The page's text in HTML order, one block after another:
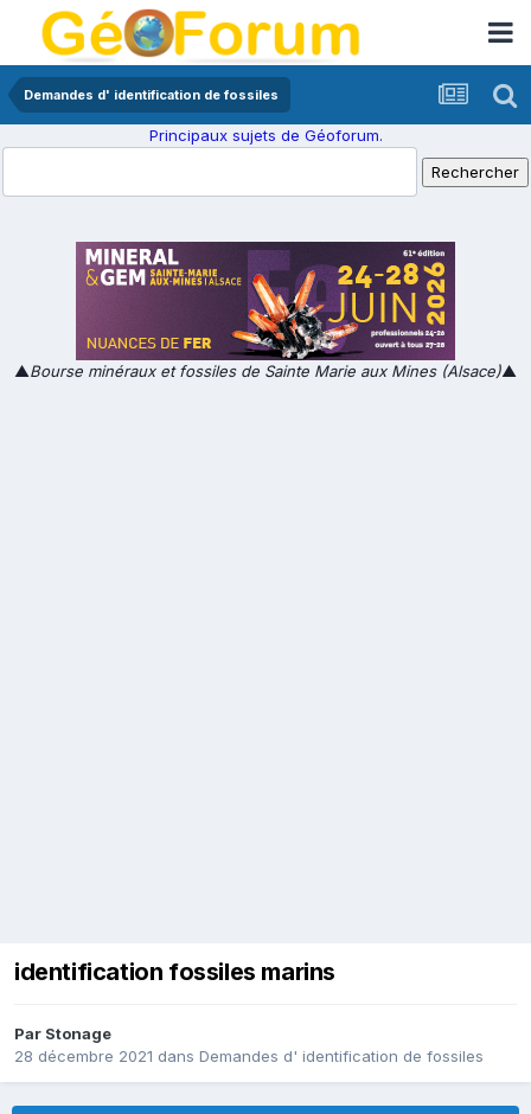
Demandes d' identification de fossiles
Principaux sujets de Géoforum.
▲Bourse minéraux et fossiles de Sainte Marie aux Mines (Alsace)▲
identification fossiles marins
Par Stonage
28 décembre 2021 dans Demandes d' identification de fossiles